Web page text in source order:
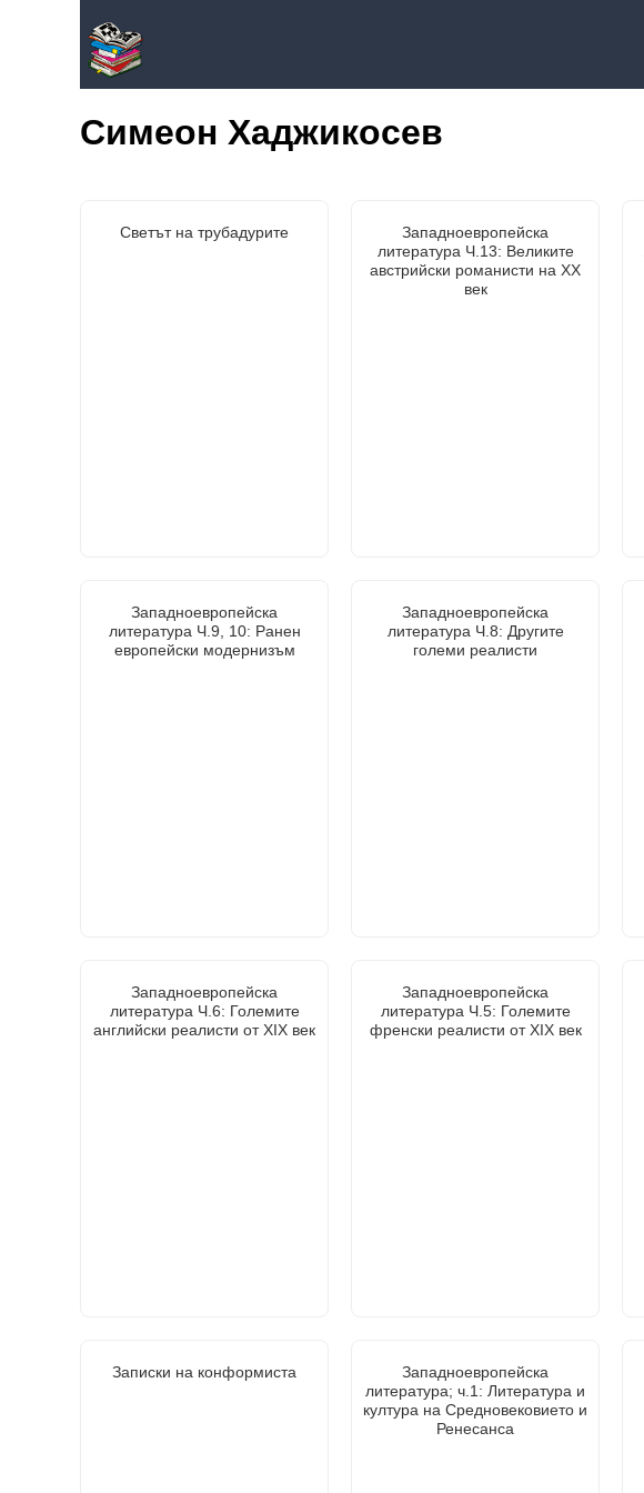
Симеон Хаджикосев
Светът на трубадурите
Западноевропейска
литература Ч.13: Великите
австрийски романисти на XX
век
Западноевропейска
литература Ч.9, 10: Ранен
европейски модернизъм
Западноевропейска
литература Ч.8: Другите
големи реалисти
Западноевропейска
литература Ч.6: Големите
английски реалисти от XIX век
Западноевропейска
литература Ч.5: Големите
френски реалисти от XIX век
Записки на конформиста
Западноевропейска
литература; ч.1: Литература и
култура на Средновековието и
Ренесанса